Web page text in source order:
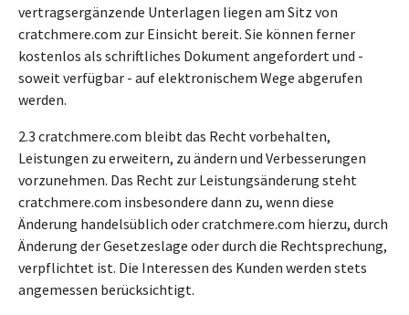
vertragsergänzende Unterlagen liegen am Sitz von
cratchmere.com zur Einsicht bereit. Sie können ferner
kostenlos als schriftliches Dokument angefordert und -
soweit verfügbar - auf elektronischem Wege abgerufen
werden.
2.3 cratchmere.com bleibt das Recht vorbehalten,
Leistungen zu erweitern, zu ändern und Verbesserungen
vorzunehmen. Das Recht zur Leistungsänderung steht
cratchmere.com insbesondere dann zu, wenn diese
Änderung handelsüblich oder cratchmere.com hierzu, durch
Änderung der Gesetzeslage oder durch die Rechtsprechung,
verpflichtet ist. Die Interessen des Kunden werden stets
angemessen berücksichtigt.